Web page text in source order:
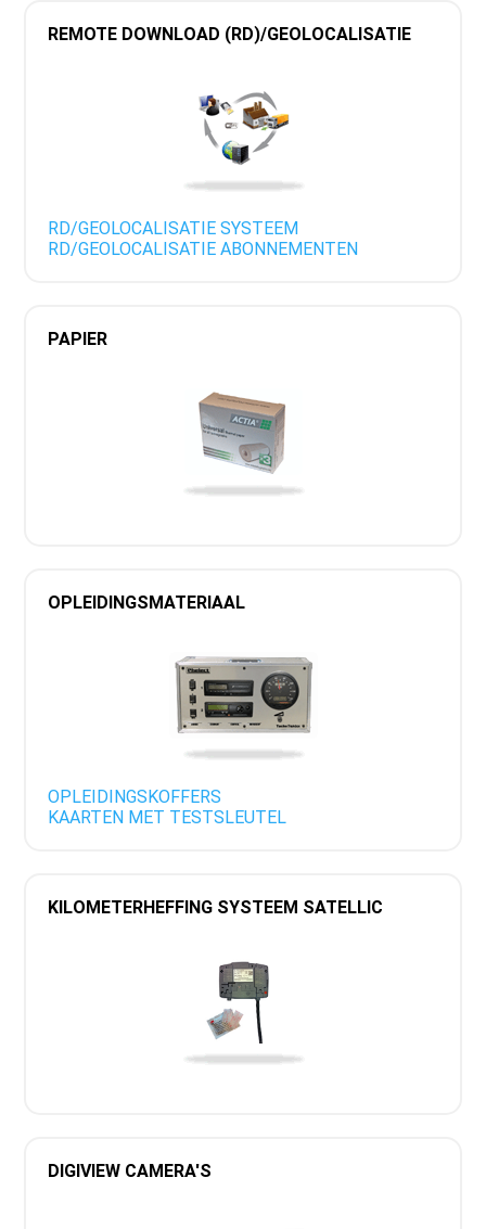
REMOTE DOWNLOAD (RD)/GEOLOCALISATIE
RD/GEOLOCALISATIE SYSTEEM
RD/GEOLOCALISATIE ABONNEMENTEN
PAPIER
OPLEIDINGSMATERIAAL
OPLEIDINGSKOFFERS
KAARTEN MET TESTSLEUTEL
KILOMETERHEFFING SYSTEEM SATELLIC
DIGIVIEW CAMERA'S